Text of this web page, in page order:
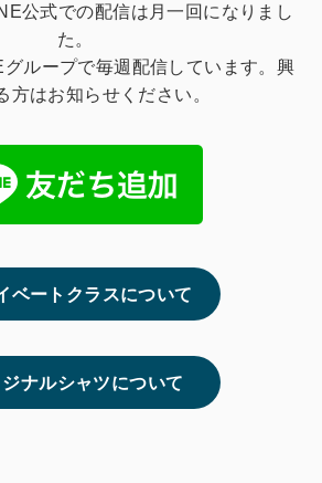
公式での配信は月一回になりまし
た。
ループで毎週配信しています。興
方はお知らせください。
ベートクラスについて
ナルシャツについて